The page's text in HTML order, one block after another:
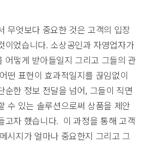
무엇보다 중요한 것은 고객의 입장
이었습니다. 소상공인과 자영업자가
어떻게 받아들일지 그리고 그들의 관
떤 표현이 효과적일지를 끊임없이
순한 정보 전달을 넘어, 그들이 직면
수 있는 솔루션으로써 상품을 제안
고자 했습니다. 이 과정을 통해 고객
시지가 얼마나 중요한지 그리고 그